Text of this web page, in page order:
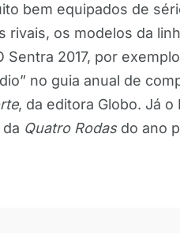
bem equipados de
os modelos da
2017, por
no guia anual de
, da editora Globo. Já
Quatro Rodasdo ano